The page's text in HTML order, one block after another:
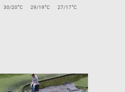
30/20°C 29/19°C 27/17°C